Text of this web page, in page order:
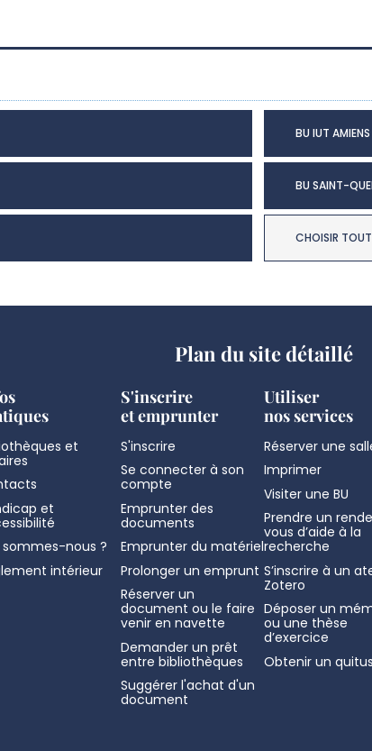
BU IUT AMIENS
BU SAINT-
CHOISIR
Plan du site détaillé
et
et
sommes-nous ?
intérieur
S'inscrire
et emprunter
S'inscrire
Se connecter à son
compte
Emprunter des
documents
Emprunter du matériel
Prolonger un emprunt
Réserver un
document ou le faire
venir en navette
Demander un prêt
entre bibliothèques
Suggérer l'achat d'un
document
Utiliser
nos services
Réserver une
Imprimer
Visiter une BU
Prendre un
vous d’aide à la
recherche
S’inscrire à un
Zotero
Déposer un
ou une thèse
d’exercice
Obtenir un quitus